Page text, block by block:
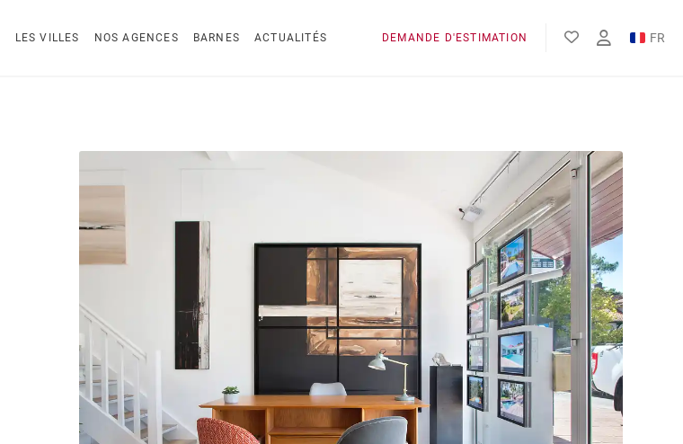
LES VILLES NOS AGENCES BARNES ACTUALITÉS DEMANDE D'ESTIMATION FR
EN